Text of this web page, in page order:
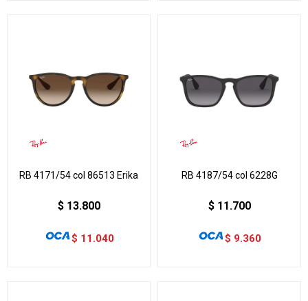
RB 4171/54 col 86513 Erika
$ 13.800
$ 11.040
RB 4187/54 col 6228G
$ 11.700
$ 9.360